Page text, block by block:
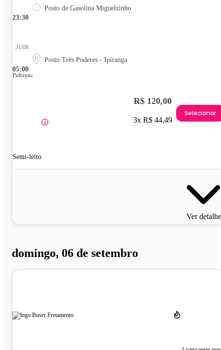
23:30
Posto de Gasolina Miguelzinho
05:00
31/08
Posto Três Poderes - Ipiranga
Poltrona
Semi-leito
R$ 120,00
3x R$ 44,49
Selecionar
Ver
domingo, 06 de setembro